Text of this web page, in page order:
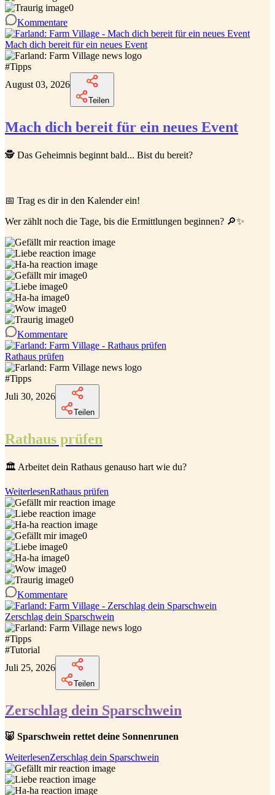
0
Kommentare
Mach dich bereit für ein neues Event
#Tipps
August 03, 2026
Teilen
Mach dich bereit für ein neues Event
🕵️ Das Geheimnis beginnt bald... Bist du bereit?
📅 Trag es dir in den Kalender ein!
Wer zählt noch die Tage, bis die Ermittlungen beginnen? 🔎✨
0
0
0
0
0
Kommentare
Rathaus prüfen
#Tipps
Juli 30, 2026
Teilen
Rathaus prüfen
🏛️ Arbeitet dein Rathaus genauso hart wie du?
WeiterlesenRathaus prüfen
0
0
0
0
0
Kommentare
Zerschlag dein Sparschwein
#Tipps
#Tutorial
Juli 25, 2026
Teilen
Zerschlag dein Sparschwein
🐷 Sparschwein rettet deine Sonnenrunen
WeiterlesenZerschlag dein Sparschwein